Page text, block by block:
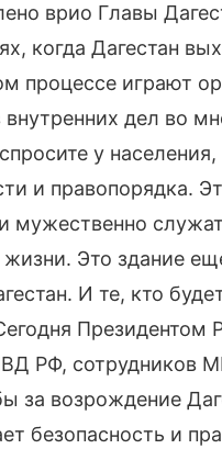
врио Главы
когда Дагестан
процессе играют
дел во
у
и правопорядка.
мужественно
Это здание
И те, кто
Президентом
РФ,
за возрождение
безопасность и